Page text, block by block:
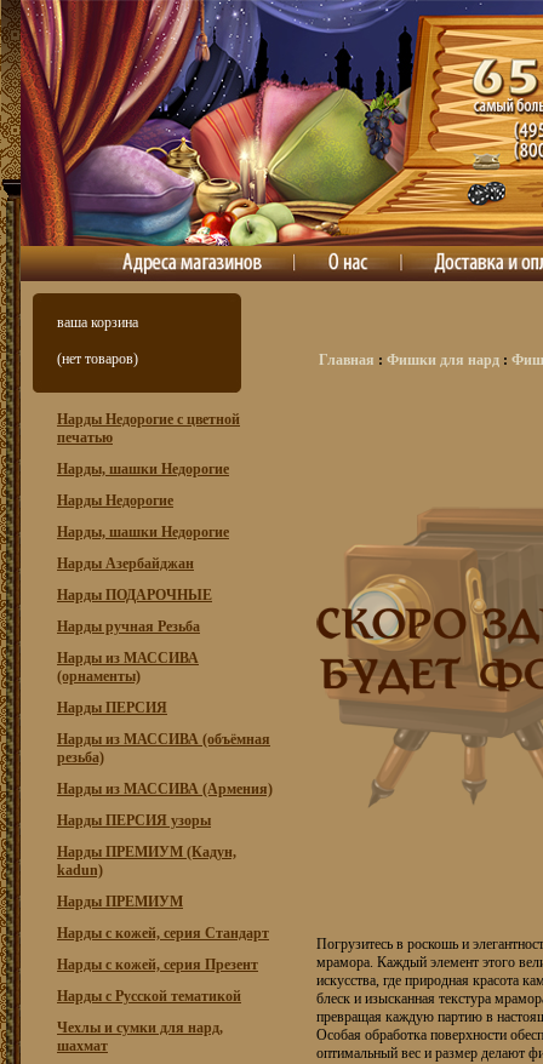
ваша корзина
(нет товаров)
Нарды Недорогие с цветной
печатью
Нарды, шашки Недорогие
Нарды Недорогие
Нарды, шашки Недорогие
Нарды Азербайджан
Нарды ПОДАРОЧНЫЕ
Нарды ручная Резьба
Нарды из МАССИВА
(орнаменты)
Нарды ПЕРСИЯ
Нарды из МАССИВА (объёмная
резьба)
Нарды из МАССИВА (Армения)
Нарды ПЕРСИЯ узоры
Нарды ПРЕМИУМ (Кадун,
kadun)
Нарды ПРЕМИУМ
Нарды с кожей, серия Стандарт
Нарды с кожей, серия Презент
Нарды с Русской тематикой
Чехлы и сумки для нард,
шахмат
Главная : Фишки для нард :
Погрузитесь в роскошь и
мрамора. Каждый элемент этого
искусства, где природная красота
блеск и изысканная текстура
превращая каждую партию в
Особая обработка поверхности
оптимальный вес и размер делают